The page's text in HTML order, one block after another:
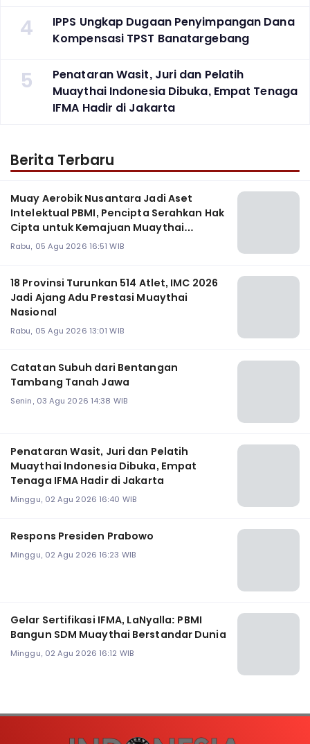
4
IPPS Ungkap Dugaan Penyimpangan Dana
Kompensasi TPST Banatargebang
5
Penataran Wasit, Juri dan Pelatih
Muaythai Indonesia Dibuka, Empat Tenaga
IFMA Hadir di Jakarta
Berita Terbaru
Muay Aerobik Nusantara Jadi Aset
Intelektual PBMI, Pencipta Serahkan Hak
Cipta untuk Kemajuan Muaythai
Indonesia
Rabu, 05 Agu 2026 16:51 WIB
18 Provinsi Turunkan 514 Atlet, IMC 2026
Jadi Ajang Adu Prestasi Muaythai
Nasional
Rabu, 05 Agu 2026 13:01 WIB
Catatan Subuh dari Bentangan
Tambang Tanah Jawa
Senin, 03 Agu 2026 14:38 WIB
Penataran Wasit, Juri dan Pelatih
Muaythai Indonesia Dibuka, Empat
Tenaga IFMA Hadir di Jakarta
Minggu, 02 Agu 2026 16:40 WIB
Respons Presiden Prabowo
Minggu, 02 Agu 2026 16:23 WIB
Gelar Sertifikasi IFMA, LaNyalla: PBMI
Bangun SDM Muaythai Berstandar Dunia
Minggu, 02 Agu 2026 16:12 WIB